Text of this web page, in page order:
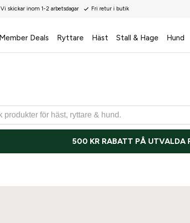
Vi skickar inom 1-2 arbetsdagar Fri retur i butik
Member Deals Ryttare Häst Stall & Hage Hund
500 KR RABATT PÅ UTVALDA